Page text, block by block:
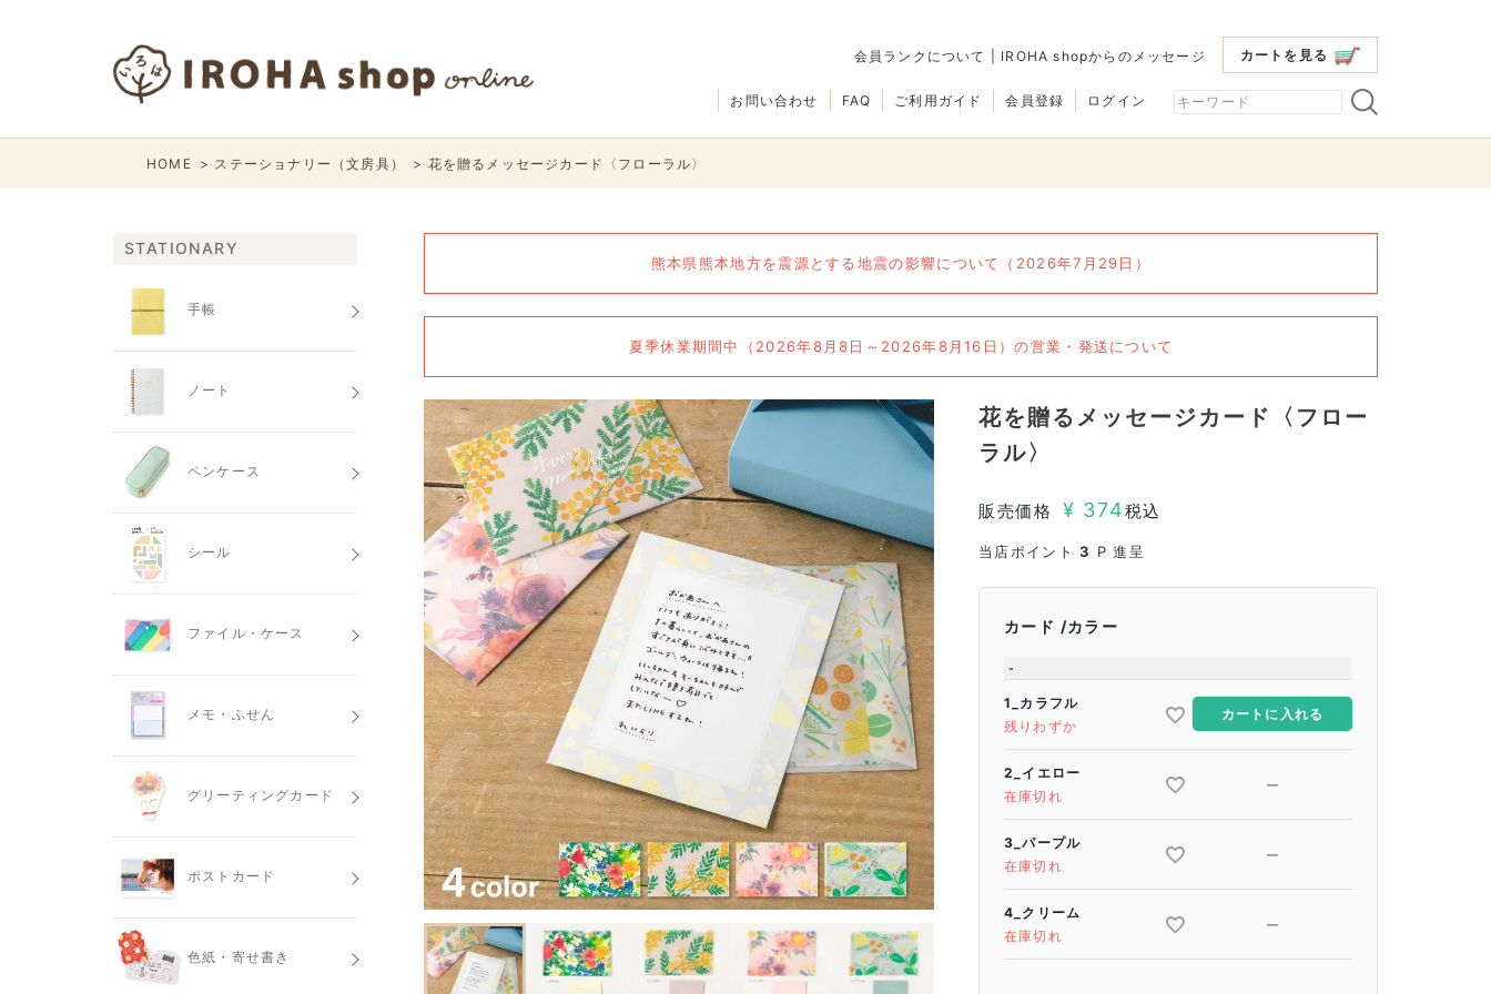
カートを見る
会員ランクについて IROHA shopからのメッセージ
会員登録 ログイン
ご利用ガイド
FAQ
お問い合わせ
HOME ステーショナリー（文房具） 花を贈るメッセージカード〈フローラル〉
熊本県熊本地方を震源とする地震の影響について（2026年7月29日）
夏季休業期間中（2026年8月8日～2026年8月16日）の営業・発送について
花を贈るメッセージカード〈フロー
ラル〉
販売価格 ¥ 374税込
当店ポイント 3 P 進呈
カード カラー
-
1_カラフル
残りわずか
カートに入れる
2_イエロー
在庫切れ
—
3_パープル
在庫切れ
—
4_クリーム
在庫切れ
—
STATIONARY
手帳
ノート
ペンケース
シール
ファイル・ケース
メモ・ふせん
グリーティングカード
ポストカード
色紙・寄せ書き